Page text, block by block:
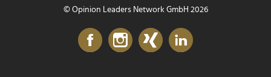
© Opinion Leaders Network GmbH 2026